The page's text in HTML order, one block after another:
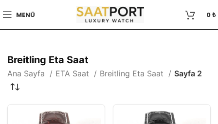
MENÜ 0₺
Breitling Eta Saat
Ana Sayfa ETA Saat Breitling Eta Saat Sayfa 2